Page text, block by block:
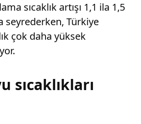
sıcaklık artışı 1,1 ila 1,5
seyrederken, Türkiye
çok daha yüksek
sıcaklıkları